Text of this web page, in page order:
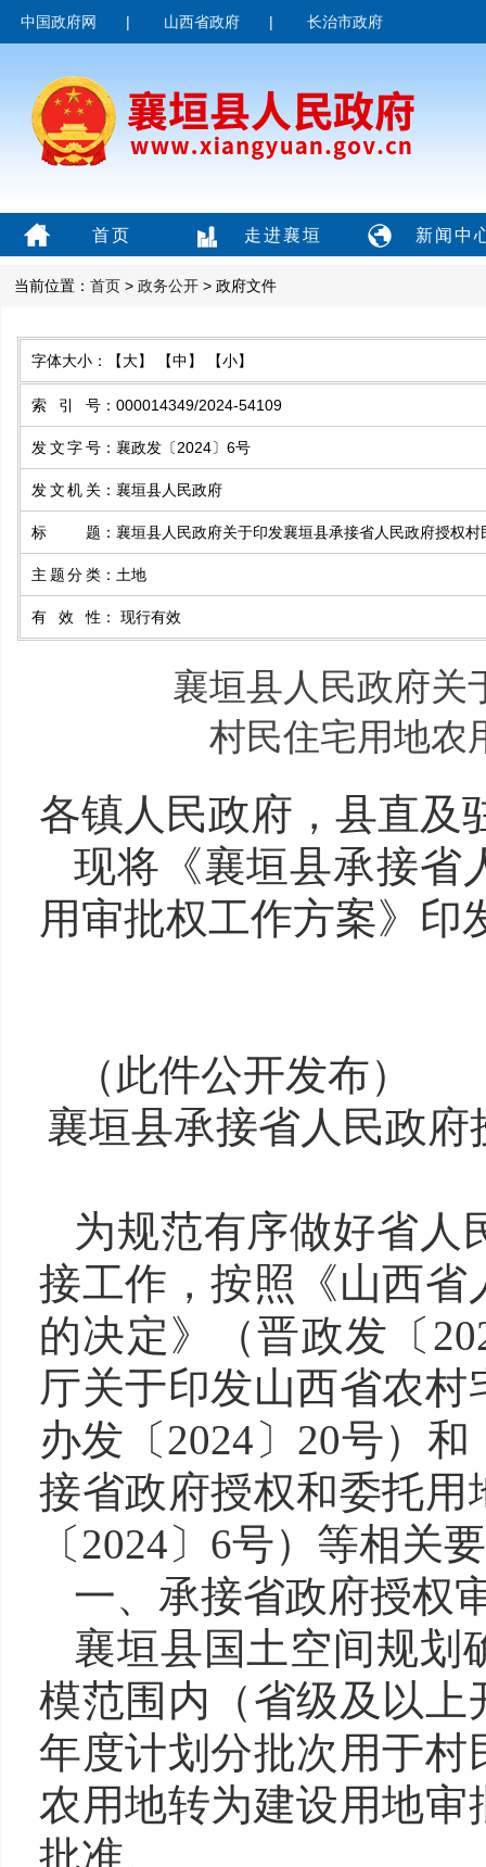
中国政府网 | 山西省政府 | 长治市政府
首页 走进襄垣 新闻中
当前位置： 首页 > 政务公开 > 政府文件
字体大小： 【大】 【中】 【小】
索引号 ： 000014349/2024-54109
发文字号 ： 襄政发〔2024〕6号
发文机关 ： 襄垣县人民政府
标题 ： 襄垣县人民政府关于印发襄垣县承接省人民政府授权
主题分类 ： 土地
有效性 ： 现行有效
襄垣县人民政府关
村民住宅用地农
各镇人民政府，县直及
现将 《襄垣县承接
用审批权工作方案》印
（此件公开发布）
襄垣县承接省人民政府
为规范有序做好省人
接工作，按照《山西
的决定》（晋政发〔
厅关于印发山西省农
办发〔2024 〕 20号）和
接省政府授权和委托
〔2024〕 6号） 等相关
一、承接省政府授权
襄垣县国土空间规划
模范围内（省级及以
年度计划分批次 用于村
农用地转为建设用地审
批准。